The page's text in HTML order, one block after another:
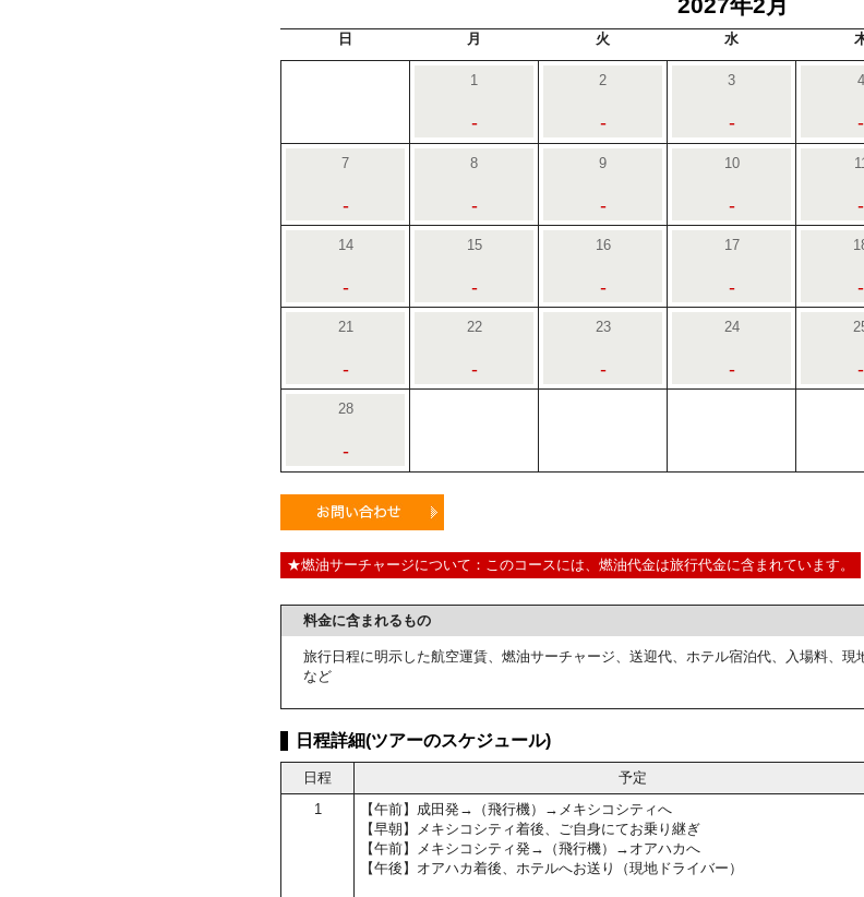
日 月 火 水
1
-
2
-
3
-
4
-
7
-
8
-
9
-
10
- -
14
-
15
-
16
-
17
- -
21
-
22
-
23
-
24
- -
28
-
★燃油サーチャージについて：このコースには、燃油代金は旅行代金に含まれています。
料金に含まれるもの
旅行日程に明示した航空運賃、燃油サーチャージ、送迎代、ホテル宿泊代、入場料、
など
日程詳細(ツアーのスケジュール)
日程 予定
1
【午前】成田発→（飛行機）→メキシコシティへ
【早朝】メキシコシティ着後、ご自身にてお乗り継ぎ
【午前】メキシコシティ発→（飛行機）→オアハカへ
【午後】オアハカ着後、ホテルへお送り（現地ドライバー）